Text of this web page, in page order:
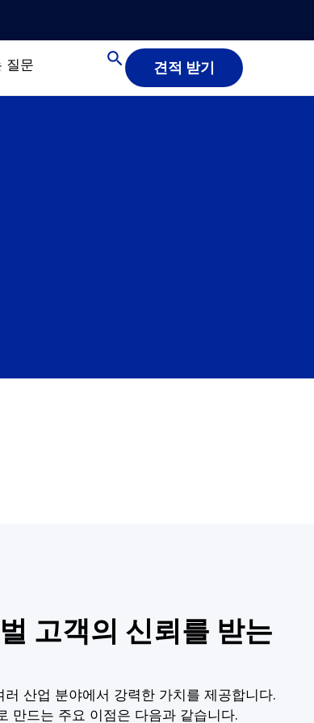
질문 견적 받기
고객의 신뢰를 받는
산업 분야에서 강력한 가치를 제공합니다.
만드는 주요 이점은 다음과 같습니다.